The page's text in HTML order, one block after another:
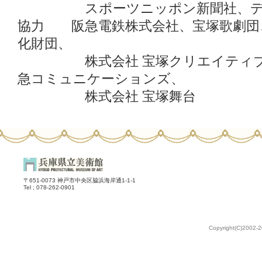
スポーツニッポン新聞社、デ
協力 阪急電鉄株式会社、宝塚歌劇団
化財団、
株式会社 宝塚クリエイティブ
急コミュニケーションズ、
株式会社 宝塚舞台
〒651-0073 神戸市中央区脇浜海岸通1-1-1
Tel ; 078-262-0901
Copyright(C)2002-